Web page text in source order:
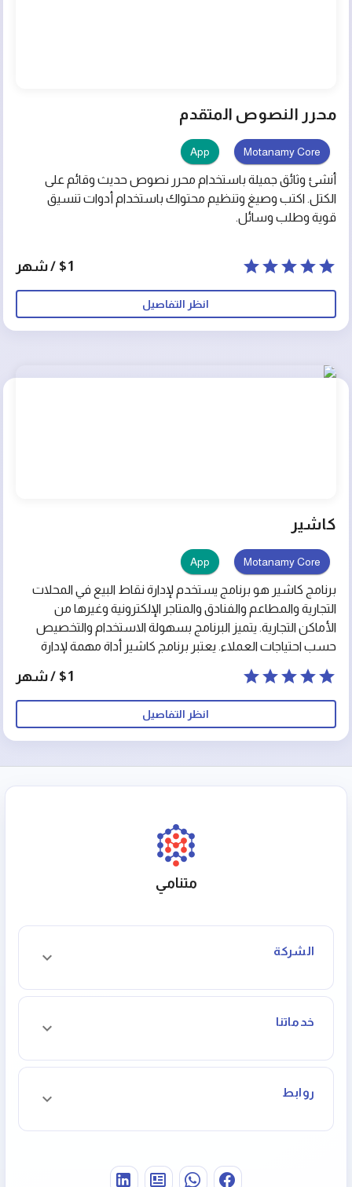
محرر النصوص المتقدم
Motanamy Core
App
أنشئ وثائق جميلة باستخدام محرر نصوص حديث وقائم على
الكتل. اكتب وصيغ وتنظيم محتواك باستخدام أدوات تنسيق
قوية وطلب وسائل.
$1 / شهر
انظر التفاصيل
كاشير
Motanamy Core
App
برنامج كاشير هو برنامج يستخدم لإدارة نقاط البيع في المحلات
التجارية والمطاعم والفنادق والمتاجر الإلكترونية وغيرها من
الأماكن التجارية. يتميز البرنامج بسهولة الاستخدام والتخصيص
حسب احتياجات العملاء. يعتبر برنامج كاشير أداة مهمة لإدارة
تحقيق توفير الوقت والجهد والمال لأصحاب الأعمال.
$1 / شهر
انظر التفاصيل
متنامي
الشركة
خدماتنا
روابط